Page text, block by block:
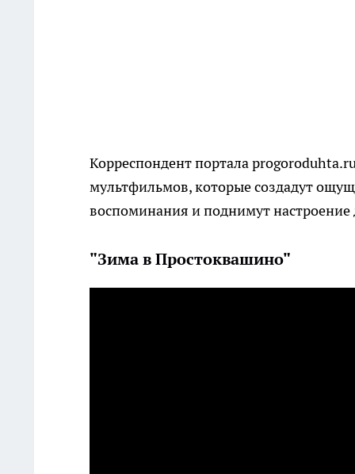
Корреспондент портала
мультфильмов, которые создадут
воспоминания и поднимут настроение
"Зима в Простоквашино"